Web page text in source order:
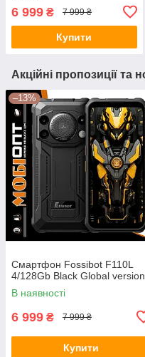
6 999 ₴ 7 999 ₴
Купити
Акційні пропозиції та
–13%
Смартфон Fossibot F110L
4/128Gb Black Global version
В наявності
6 999 ₴ 7 999 ₴
Купити